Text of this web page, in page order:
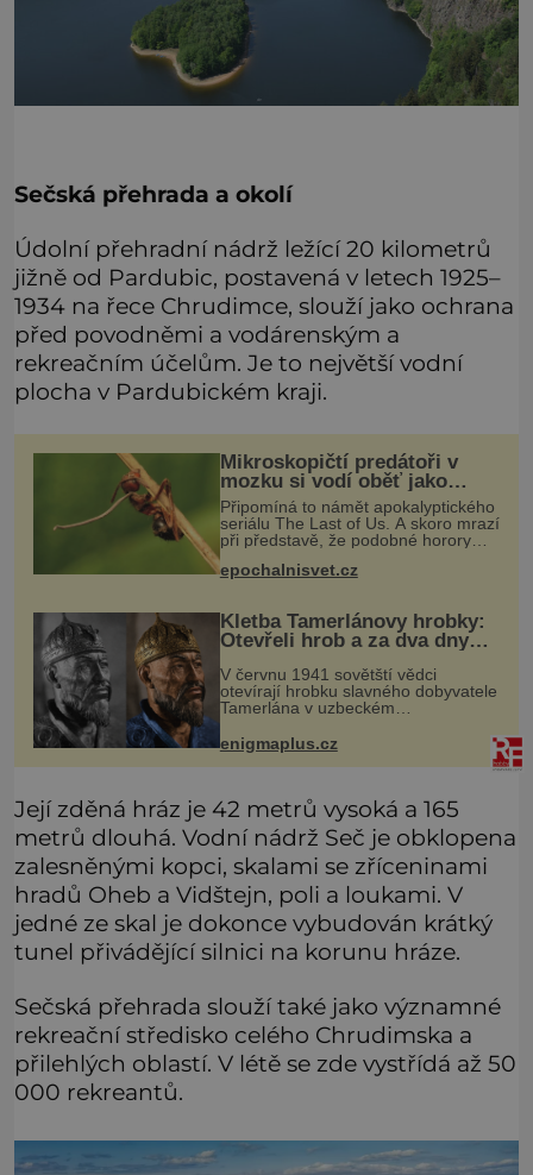
Sečská přehrada a okolí
Údolní přehradní nádrž ležící 20 kilometrů
jižně od Pardubic, postavená v letech 1925–
1934 na řece Chrudimce, slouží jako ochrana
před povodněmi a vodárenským a
rekreačním účelům. Je to největší vodní
plocha v Pardubickém kraji.
Mikroskopičtí predátoři v
mozku si vodí oběť jako
loutku
Připomíná to námět apokalyptického
seriálu The Last of Us. A skoro mrazí
při představě, že podobné horory
probíhají v přírodě běžně – s tím
rozdílem, že nejde pouze o infekce
epochalnisvet.cz
Kletba Tamerlánovy hrobky:
Otevřeli hrob a za dva dny
Náhoda, nebo varování?
V červnu 1941 sovětští vědci
otevírají hrobku slavného dobyvatele
Tamerlána v uzbeckém
nacistické Německo zahajuje operaci
Barbarossa a napadá Sovětský svaz.
enigmaplus.cz
Její zděná hráz je 42 metrů vysoká a 165
metrů dlouhá. Vodní nádrž Seč je obklopena
zalesněnými kopci, skalami se zříceninami
hradů Oheb a Vidštejn, poli a loukami. V
jedné ze skal je dokonce vybudován krátký
tunel přivádějící silnici na korunu hráze.
Sečská přehrada slouží také jako významné
rekreační středisko celého Chrudimska a
přilehlých oblastí. V létě se zde vystřídá až 50
000 rekreantů.